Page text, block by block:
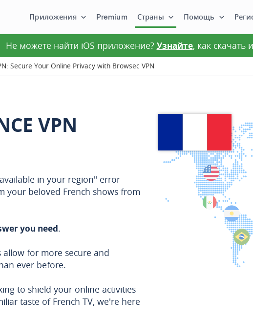
Приложения Premium Страны Помощь
Не можете найти iOS приложение? Узнайте, как скачать
Secure Your Online Privacy with Browsec VPN
VPN
in your region" error
your beloved French shows from
you need.
allow for more secure and
ever before.
to shield your online activities
taste of French TV, we're here